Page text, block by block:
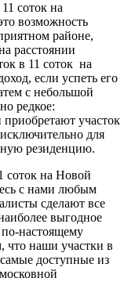
соток на
возможность
районе,
расстоянии
в 11 соток на
если успеть его
с небольшой
редкое:
участок
для
резиденцию.
соток на Новой
с нами любым
сделают все
выгодное
настоящему
что наши участки в
доступные из